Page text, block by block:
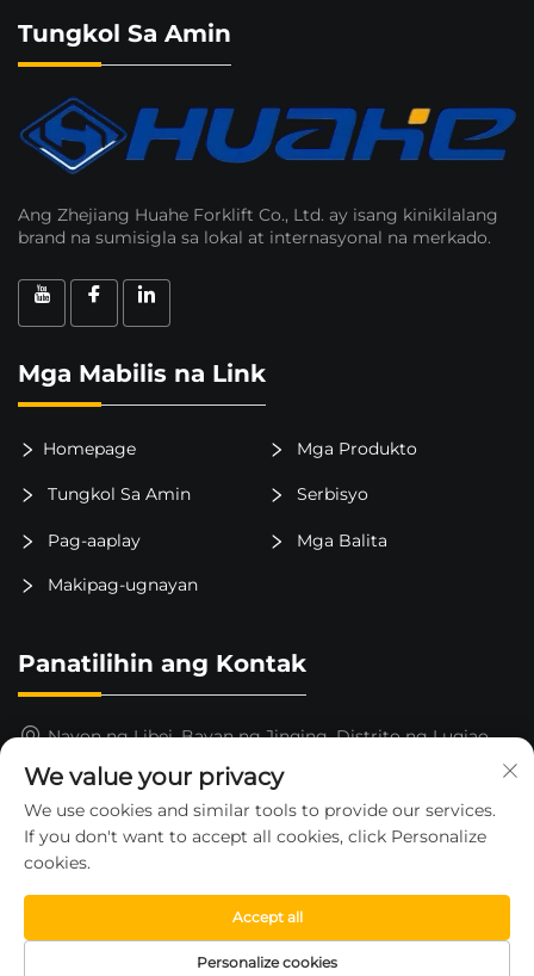
Tungkol Sa Amin
Ang Zhejiang Huahe Forklift Co., Ltd. ay isang kinikilalang
brand na sumisigla sa lokal at internasyonal na merkado.
Mga Mabilis na Link
Homepage Mga Produkto
Tungkol Sa Amin Serbisyo
Pag-aaplay Mga Balita
Makipag-ugnayan
Panatilihin ang Kontak
Nayon ng Libei, Bayan ng Jinqing, Distrito ng Luqiao,
15325652000
[email protected]
Copyright © 2026 ni ZHEJIANG HUAHE FORKLIFT CO.,LTD
Patakaran sa Pagkakapribado
We value your privacy
We use cookies and similar tools to provide our services.
If you don't want to accept all cookies, click Personalize
cookies.
Personalize cookies
Accept all